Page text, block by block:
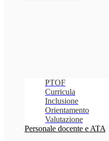
PTOF
Curricula
Inclusione
Orientamento
Valutazione
Personale docente e ATA